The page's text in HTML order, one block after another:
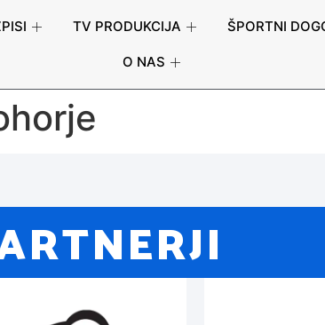
TV PRODUKCIJA ŠPORTNI
O NAS